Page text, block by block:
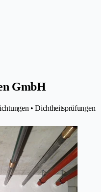
GmbH
• Dichtheitsprüfungen